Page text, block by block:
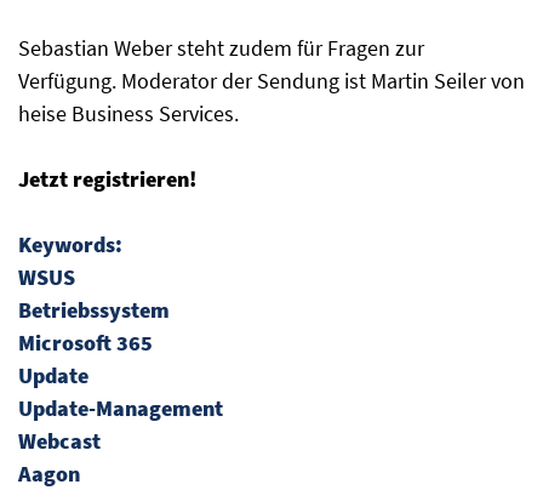
Sebastian Weber steht zudem für Fragen zur
Verfügung. Moderator der Sendung ist Martin Seiler von
heise Business Services.
Jetzt registrieren!
Keywords:
WSUS
Betriebssystem
Microsoft 365
Update
Update-Management
Webcast
Aagon